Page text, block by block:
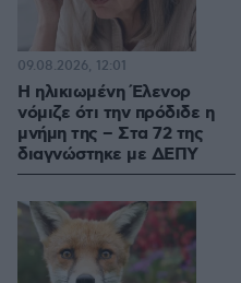
Η ηλικιωμένη Έλενορ
νόμιζε ότι την πρόδιδε η
μνήμη της – Στα 72 της
διαγνώστηκε με ΔΕΠΥ
09.08.2026, 12:01